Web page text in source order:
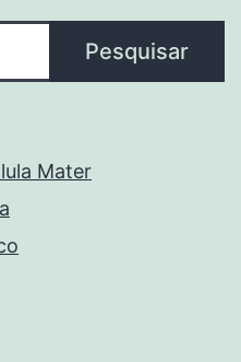
Pesquisar
Mater